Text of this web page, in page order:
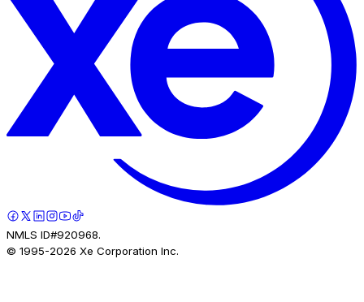
NMLS ID#920968.
© 1995-2026 Xe Corporation Inc.